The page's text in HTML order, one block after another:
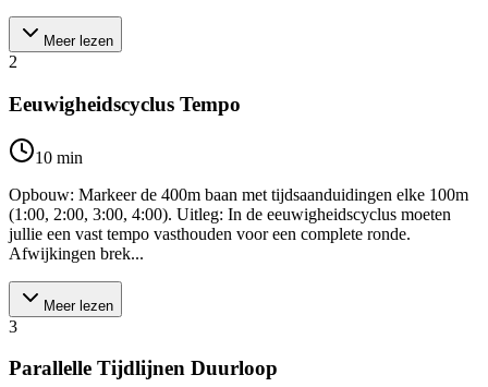
Meer lezen
2
Eeuwigheidscyclus Tempo
10 min
Opbouw: Markeer de 400m baan met tijdsaanduidingen elke 100m
(1:00, 2:00, 3:00, 4:00). Uitleg: In de eeuwigheidscyclus moeten
jullie een vast tempo vasthouden voor een complete ronde.
Afwijkingen brek...
Meer lezen
3
Parallelle Tijdlijnen Duurloop